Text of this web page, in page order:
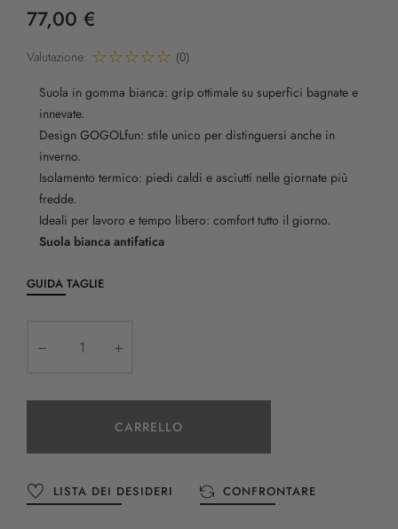
77,00 €
Valutazione: (0)
Suola in gomma bianca: grip ottimale su superfici bagnate e
innevate.
Design GOGOLfun: stile unico per distinguersi anche in
inverno.
Isolamento termico: piedi caldi e asciutti nelle giornate più
fredde.
Ideali per lavoro e tempo libero: comfort tutto il giorno.
Suola bianca antifatica
GUIDA TAGLIE
CARRELLO
LISTA DEI DESIDERI CONFRONTARE